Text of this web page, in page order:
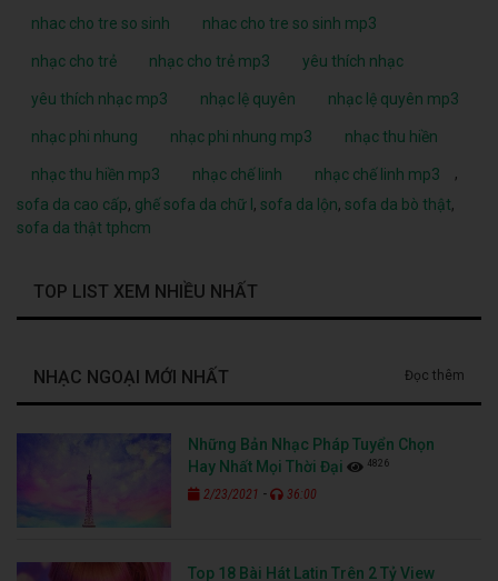
nhac cho tre so sinh nhac cho tre so sinh mp3
nhạc cho trẻ nhạc cho trẻ mp3 yêu thích nhạc
yêu thích nhạc mp3 nhạc lệ quyên nhạc lệ quyên mp3
nhạc phi nhung nhạc phi nhung mp3 nhạc thu hiền
nhạc thu hiền mp3 nhạc chế linh nhạc chế linh mp3
,
sofa da cao cấp, ghế sofa da chữ l , sofa da lộn, sofa da bò thật,
sofa da thật tphcm
TOP LIST XEM NHIỀU NHẤT
NHẠC NGOẠI MỚI NHẤT Đọc thêm
Những Bản Nhạc Pháp Tuyển Chọn
Hay Nhất Mọi Thời Đại
4826
2/23/2021 - 36:00
Top 18 Bài Hát Latin Trên 2 Tỷ View